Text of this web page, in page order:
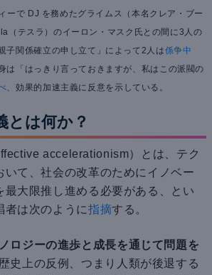
ーで DJ を務めたグライムス（本名クレア・ブー
（テスラ）のイーロン・マスク氏との間に3人の
子関係確立の申し立て」によって2人は係争中
は「はっきり言っておきますが、私はこの派閥の
、効果的加速主義に反意を示している。
とは何か？
accelerationism）とは、テク
いて、社会の改革のためにイノベー
最大限推し進める必要がある、とい
者は次のように指摘する。
ロジーの進歩と成長を通じて問題を
史上の反例、つまり人類が後退する